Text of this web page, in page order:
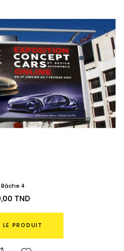
Bâche 4
Prix
TND
LE PRODUIT